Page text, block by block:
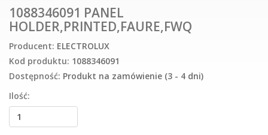
1088346091 PANEL
HOLDER,PRINTED,FAURE,FWQ
Producent: ELECTROLUX
Kod produktu: 1088346091
Dostępność: Produkt na zamówienie (3 - 4 dni)
Ilość: